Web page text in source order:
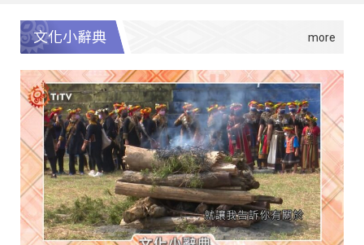
文化小辭典